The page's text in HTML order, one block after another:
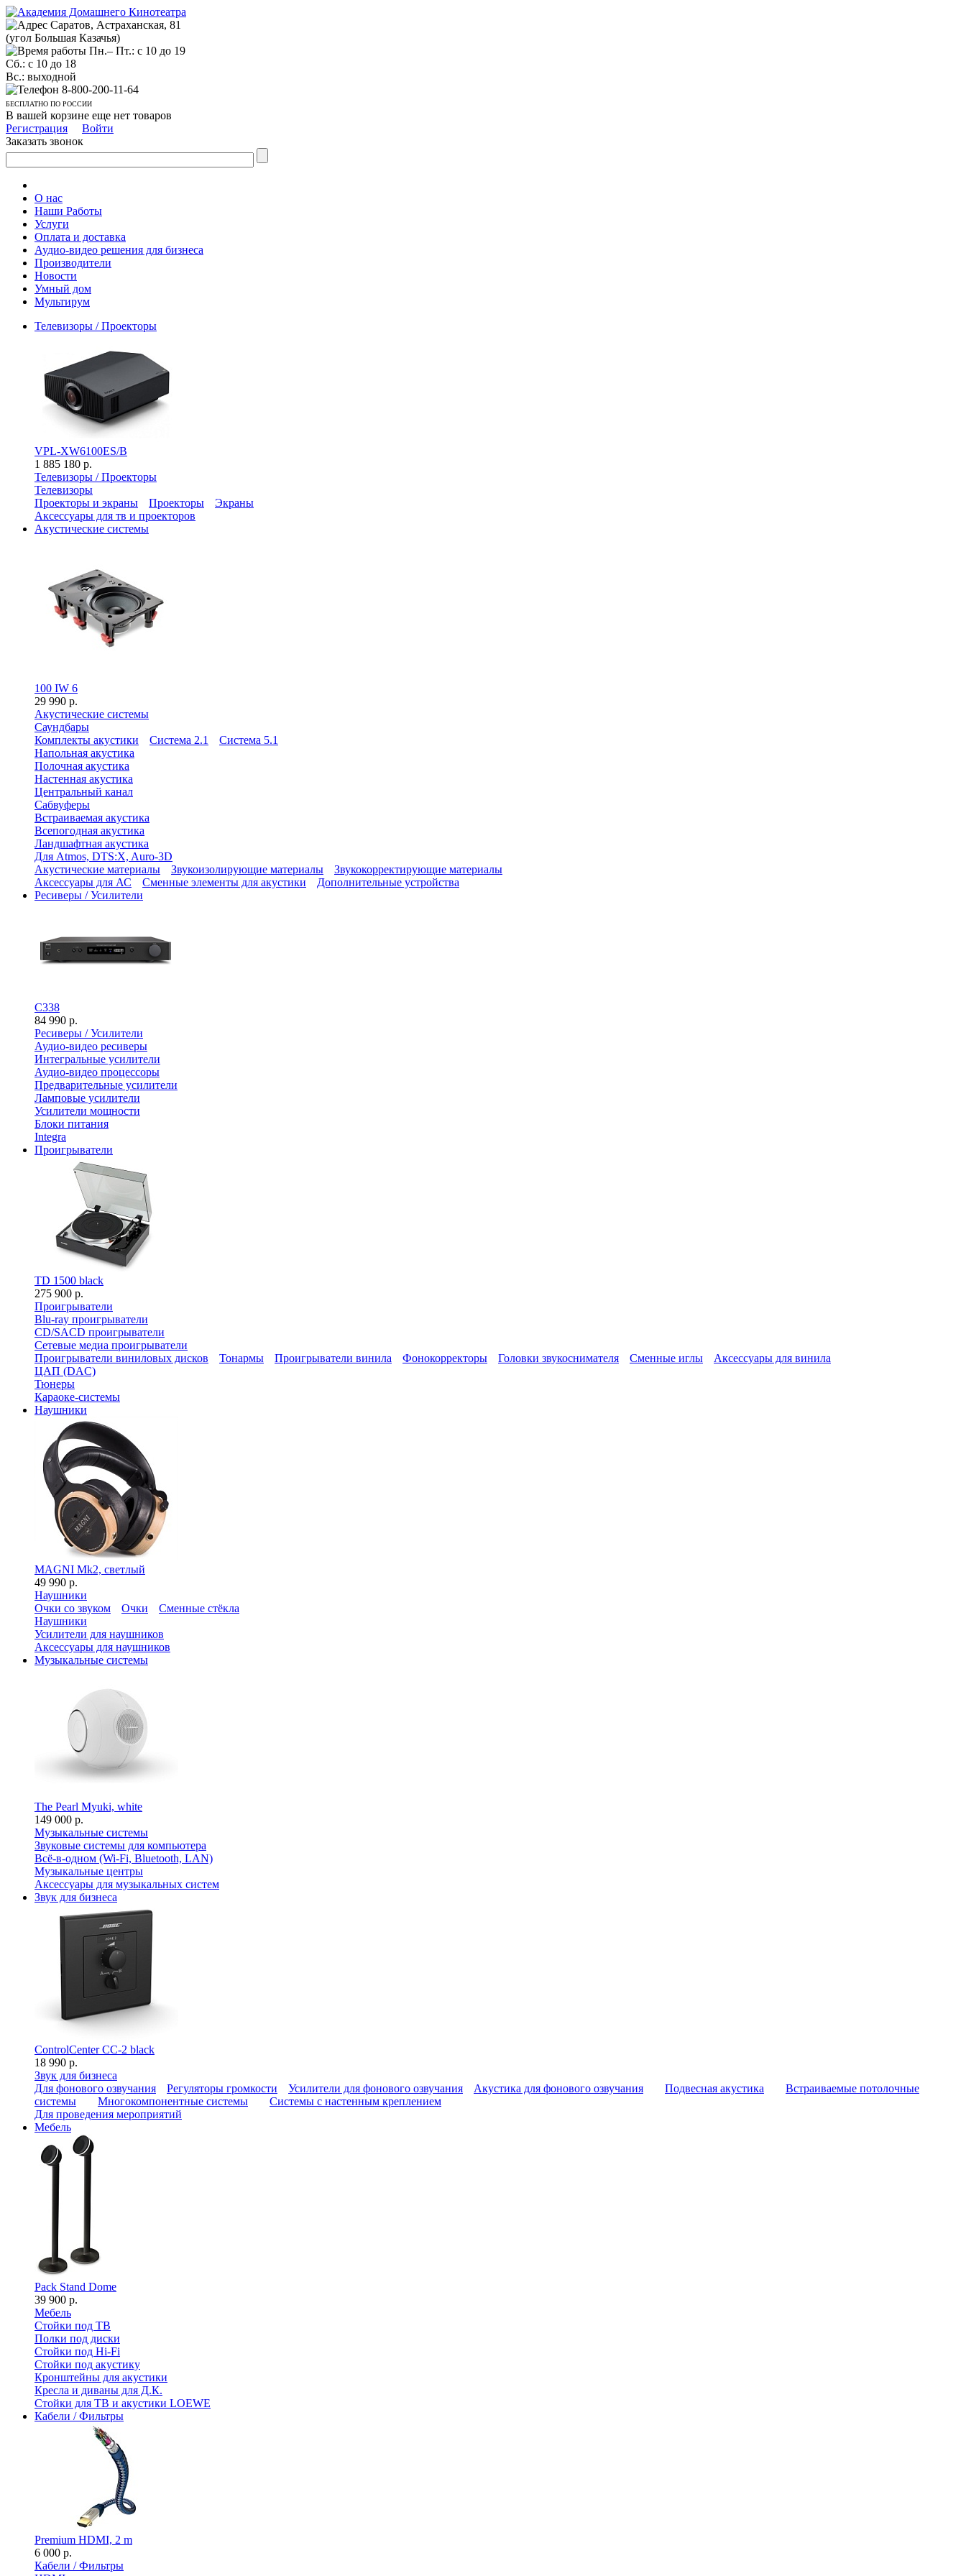
Саратов, Астраханская, 81
(угол Большая Казачья)
Пн.– Пт.: с 10 до 19
Сб.: с 10 до 18
Вс.: выходной
8-800-200-11-64
БЕСПЛАТНО ПО РОССИИ
В вашей корзине еще нет товаров
Регистрация
Войти
Заказать звонок
О нас
Наши Работы
Услуги
Оплата и доставка
Аудио-видео решения для бизнеса
Производители
Новости
Умный дом
Мультирум
Телевизоры / Проекторы
VPL-XW6100ES/B
1 885 180 р.
Телевизоры / Проекторы
Телевизоры
Проекторы и экраны
Проекторы
Экраны
Аксессуары для тв и проекторов
Акустические системы
100 IW 6
29 990 р.
Акустические системы
Саундбары
Комплекты акустики
Система 2.1
Система 5.1
Напольная акустика
Полочная акустика
Настенная акустика
Центральный канал
Сабвуферы
Встраиваемая акустика
Всепогодная акустика
Ландшафтная акустика
Для Atmos, DTS:X, Auro-3D
Акустические материалы
Звукоизолирующие материалы
Звукокорректирующие материалы
Аксессуары для АС
Сменные элементы для акустики
Дополнительные устройства
Ресиверы / Усилители
C338
84 990 р.
Ресиверы / Усилители
Аудио-видео ресиверы
Интегральные усилители
Аудио-видео процессоры
Предварительные усилители
Ламповые усилители
Усилители мощности
Блоки питания
Integra
Проигрыватели
TD 1500 black
275 900 р.
Проигрыватели
Blu-ray проигрыватели
CD/SACD проигрыватели
Сетевые медиа проигрыватели
Проигрыватели виниловых дисков
Тонармы Проигрыватели винила Фонокорректоры Головки звукоснимателя Сменные иглы
Аксессуары для винила
ЦАП (DAC)
Тюнеры
Караоке-системы
Наушники
MAGNI Mk2, светлый
49 990 р.
Наушники
Очки со звуком
Очки
Сменные стёкла
Наушники
Усилители для наушников
Аксессуары для наушников
Музыкальные системы
The Pearl Myuki, white
149 000 р.
Музыкальные системы
Звуковые системы для компьютера
Всё-в-одном (Wi-Fi, Bluetooth, LAN)
Музыкальные центры
Аксессуары для музыкальных систем
Звук для бизнеса
ControlCenter CC-2 black
18 990 р.
Звук для бизнеса
Для фонового озвучания
Регуляторы громкости Усилители для фонового озвучания Акустика для фонового озвучания Подвесная акустика
Встраиваемые потолочные
системы
Многокомпонентные системы
Системы с настенным креплением
Для проведения мероприятий
Мебель
Pack Stand Dome
39 900 р.
Мебель
Стойки под ТВ
Полки под диски
Стойки под Hi-Fi
Стойки под акустику
Кронштейны для акустики
Кресла и диваны для Д.К.
Стойки для ТВ и акустики LOEWE
Кабели / Фильтры
Premium HDMI, 2 m
6 000 р.
Кабели / Фильтры